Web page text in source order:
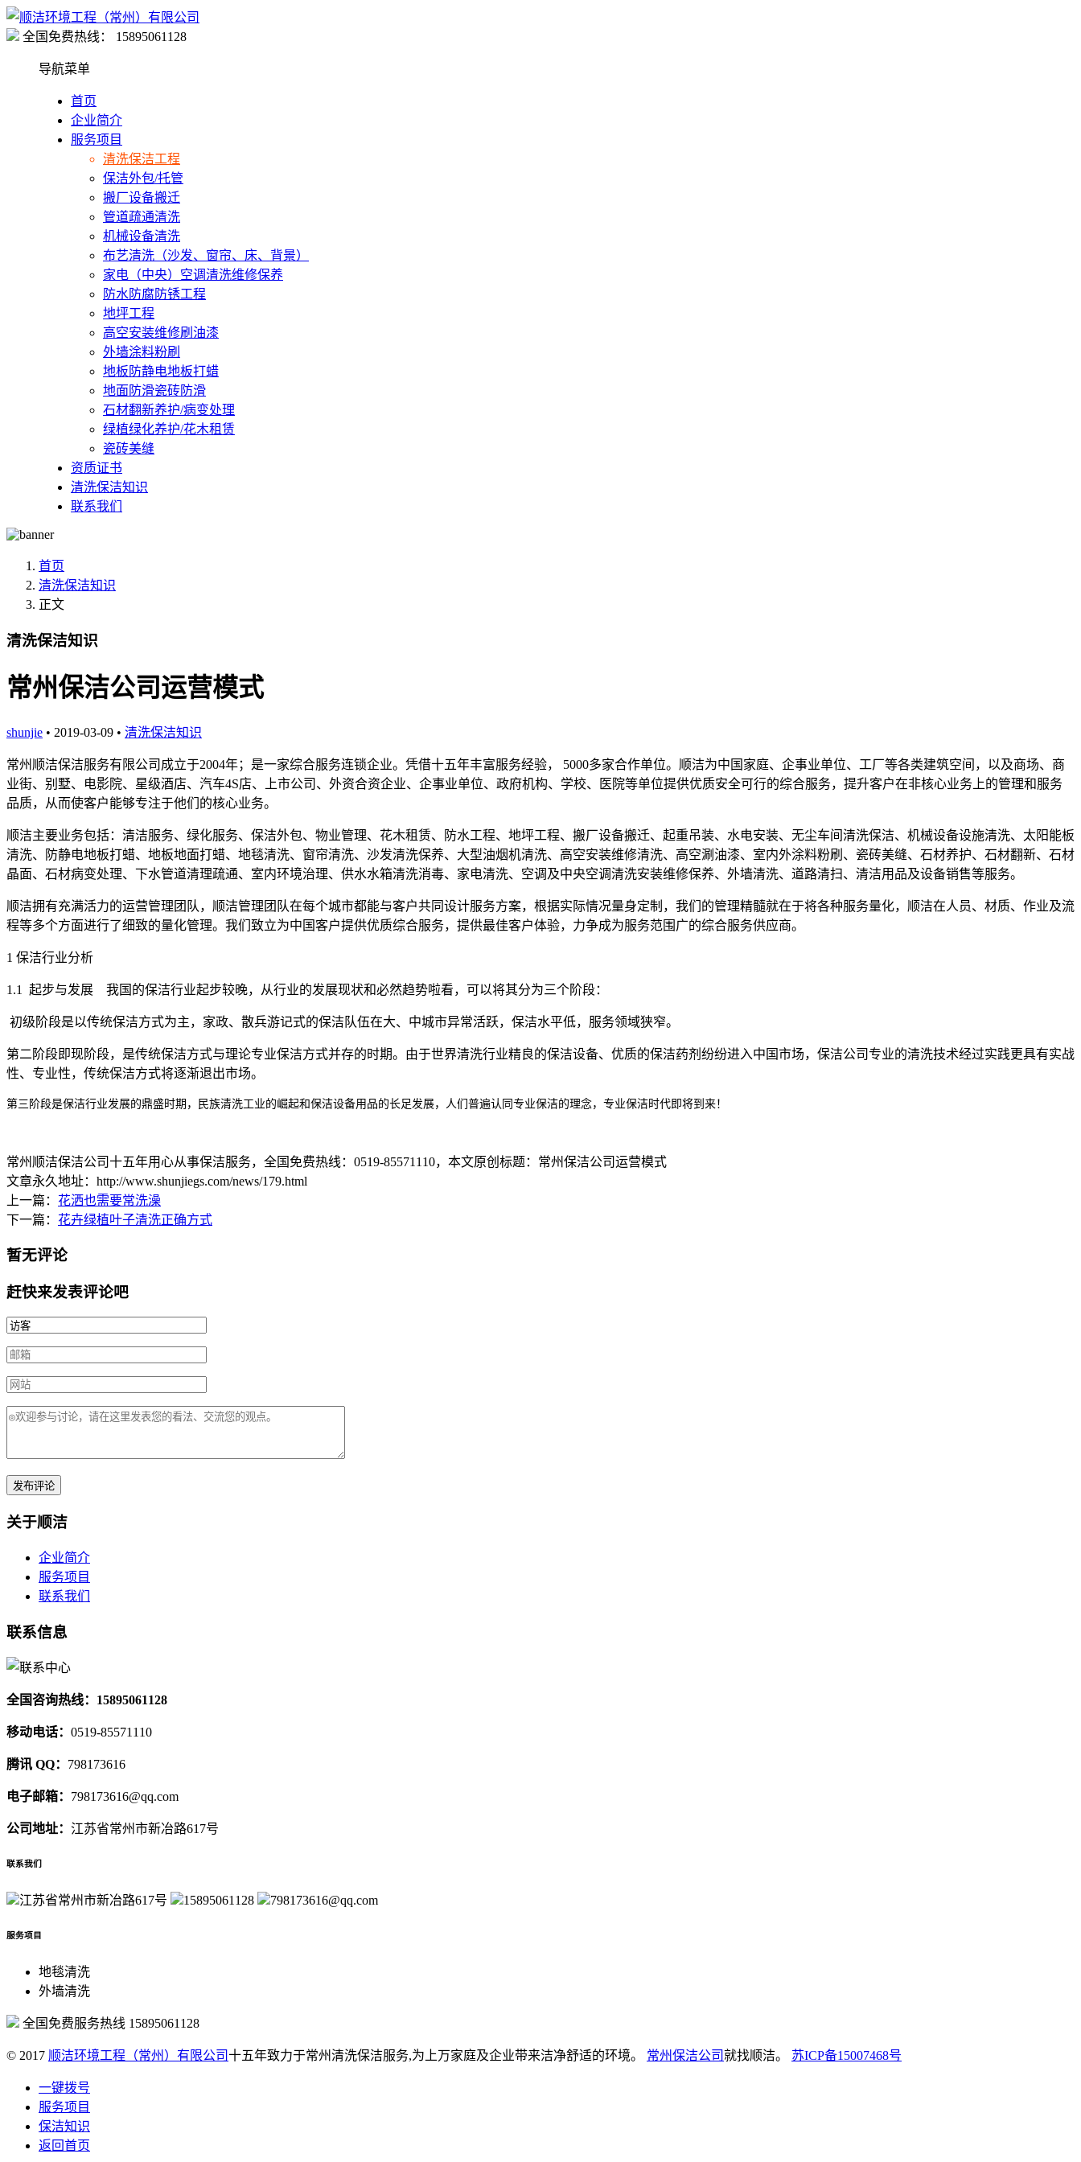
全国免费热线： 15895061128
导航菜单
首页
企业简介
服务项目
清洗保洁工程
保洁外包/托管
搬厂设备搬迁
管道疏通清洗
机械设备清洗
布艺清洗（沙发、窗帘、床、背景）
家电（中央）空调清洗维修保养
防水防腐防锈工程
地坪工程
高空安装维修刷油漆
外墙涂料粉刷
地板防静电地板打蜡
地面防滑瓷砖防滑
石材翻新养护/病变处理
绿植绿化养护/花木租赁
瓷砖美缝
资质证书
清洗保洁知识
联系我们
首页
清洗保洁知识
正文
清洗保洁知识
常州保洁公司运营模式
shunjie • 2019-03-09 • 清洗保洁知识
常州顺洁保洁服务有限公司成立于2004年；是一家综合服务连锁企业。凭借十五年丰富服务经验， 5000多家合作单位。顺洁为中国家庭、企事业单位、工厂等各类建筑空间，以及商场、商
业街、别墅、电影院、星级酒店、汽车4S店、上市公司、外资合资企业、企事业单位、政府机构、学校、医院等单位提供优质安全可行的综合服务，提升客户在非核心业务上的管理和服务
品质，从而使客户能够专注于他们的核心业务。
顺洁主要业务包括：清洁服务、绿化服务、保洁外包、物业管理、花木租赁、防水工程、地坪工程、搬厂设备搬迁、起重吊装、水电安装、无尘车间清洗保洁、机械设备设施清洗、太阳能板
清洗、防静电地板打蜡、地板地面打蜡、地毯清洗、窗帘清洗、沙发清洗保养、大型油烟机清洗、高空安装维修清洗、高空涮油漆、室内外涂料粉刷、瓷砖美缝、石材养护、石材翻新、石材
晶面、石材病变处理、下水管道清理疏通、室内环境治理、供水水箱清洗消毒、家电清洗、空调及中央空调清洗安装维修保养、外墙清洗、道路清扫、清洁用品及设备销售等服务。
顺洁拥有充满活力的运营管理团队，顺洁管理团队在每个城市都能与客户共同设计服务方案，根据实际情况量身定制，我们的管理精髓就在于将各种服务量化，顺洁在人员、材质、作业及流
程等多个方面进行了细致的量化管理。我们致立为中国客户提供优质综合服务，提供最佳客户体验，力争成为服务范围广的综合服务供应商。
1 保洁行业分析
1.1 起步与发展 我国的保洁行业起步较晚，从行业的发展现状和必然趋势啦看，可以将其分为三个阶段：
初级阶段是以传统保洁方式为主，家政、散兵游记式的保洁队伍在大、中城市异常活跃，保洁水平低，服务领域狭窄。
第二阶段即现阶段，是传统保洁方式与理论专业保洁方式并存的时期。由于世界清洗行业精良的保洁设备、优质的保洁药剂纷纷进入中国市场，保洁公司专业的清洗技术经过实践更具有实战
性、专业性，传统保洁方式将逐渐退出市场。
第三阶段是保洁行业发展的鼎盛时期，民族清洗工业的崛起和保洁设备用品的长足发展，人们普遍认同专业保洁的理念，专业保洁时代即将到来！
常州顺洁保洁公司十五年用心从事保洁服务，全国免费热线：0519-85571110，本文原创标题： 常州保洁公司运营模式
文章永久地址：http://www.shunjiegs.com/news/179.html
上一篇： 花洒也需要常洗澡
下一篇： 花卉绿植叶子清洗正确方式
暂无评论
赶快来发表评论吧
关于顺洁
企业简介
服务项目
联系我们
联系信息
全国咨询热线：15895061128
移动电话： 0519-85571110
腾讯 QQ： 798173616
电子邮箱： 798173616@qq.com
公司地址： 江苏省常州市新冶路617号
联系我们
江苏省常州市新冶路617号 15895061128 798173616@qq.com
服务项目
地毯清洗
外墙清洗
全国免费服务热线 15895061128
© 2017 顺洁环境工程（常州）有限公司十五年致力于常州清洗保洁服务,为上万家庭及企业带来洁净舒适的环境。 常州保洁公司就找顺洁。 苏ICP备15007468号
一键拨号
服务项目
保洁知识
返回首页